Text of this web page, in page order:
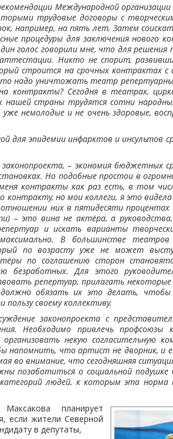
Международной
трудовые договоры с
например, на пять лет. Затем
процедуры для заключения нового
голос говорили мне, что для решения
Никто не спорит,
строится на срочных контрактах
надо уничтожать театр
контракты? Сегодня в театрах,
нашей страны трудятся сотни
немолодые и не очень здоровые,
для эпидемии инфарктов и инсультов
– экономия бюджетных
Но подобные простои в
контракты как раз есть, в том
но мои коллеги, я это видела
них в пятидесяти процентах
– это вина не актёра, а
и искать варианты
В большинстве
по возрасту уже не может
по соглашению сторон
безработных. Для этого
репертуар, прилагать некоторые
должно обязать их это делать,
своему коллективу.
законопроекта с
Необходимо привлечь профсоюзы
некую согласительную
напомнить, что артист не дворник, и
во внимание, что сегодняшняя
позаботиться о социальной подушке
категорий людей, к которым эта
планирует
если жители Северной
в депутаты,